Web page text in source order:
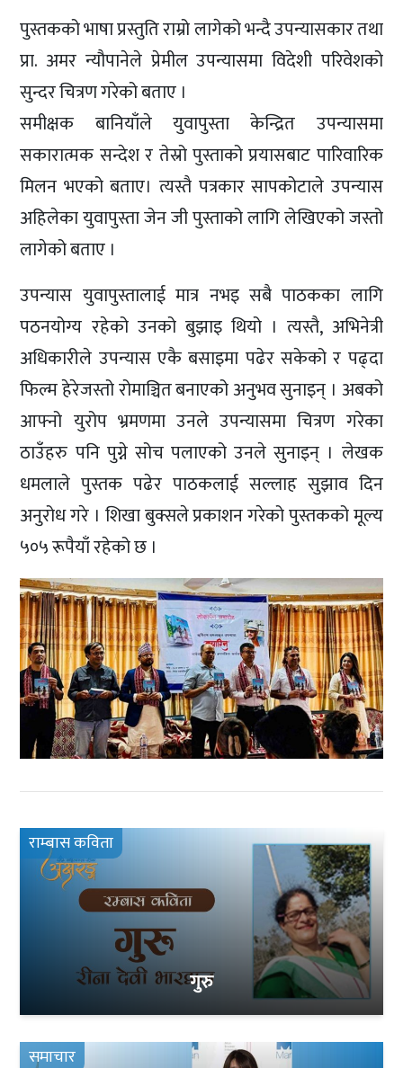
पुस्तकको भाषा प्रस्तुति राम्रो लागेको भन्दै उपन्यासकार तथा
प्रा. अमर न्यौपानेले प्रेमील उपन्यासमा विदेशी परिवेशको
सुन्दर चित्रण गरेको बताए ।
समीक्षक बानियाँले युवापुस्ता केन्द्रित उपन्यासमा
सकारात्मक सन्देश र तेस्रो पुस्ताको प्रयासबाट पारिवारिक
मिलन भएको बताए। त्यस्तै पत्रकार सापकोटाले उपन्यास
अहिलेका युवापुस्ता जेन जी पुस्ताको लागि लेखिएको जस्तो
लागेको बताए ।
उपन्यास युवापुस्तालाई मात्र नभइ सबै पाठकका लागि
पठनयोग्य रहेको उनको बुझाइ थियो । त्यस्तै, अभिनेत्री
अधिकारीले उपन्यास एकै बसाइमा पढेर सकेको र पढ्दा
फिल्म हेरेजस्तो रोमाञ्चित बनाएको अनुभव सुनाइन् । अबको
आफ्नो युरोप भ्रमणमा उनले उपन्यासमा चित्रण गरेका
ठाउँहरु पनि पुग्ने सोच पलाएको उनले सुनाइन् । लेखक
धमलाले पुस्तक पढेर पाठकलाई सल्लाह सुझाव दिन
अनुरोध गरे । शिखा बुक्सले प्रकाशन गरेको पुस्तकको मूल्य
५०५ रूपैयाँ रहेको छ ।
राम्बास कविता
गुरु
समाचार